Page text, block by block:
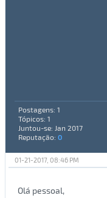
Postagens: 1
Tópicos: 1
Juntou-se: Jan 2017
Reputação: 0
01-21-2017, 08:46 PM
Olá pessoal,